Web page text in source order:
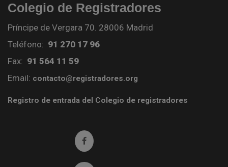
Colegio de Registradores
Príncipe de Vergara 70. 28006 Madrid
Teléfono: 91 270 17 96
Fax: 91 564 11 59
Email: contacto@registradores.org
Registro de entrada del Colegio de registradores
Ir a facebook (abre en ventana nueva)